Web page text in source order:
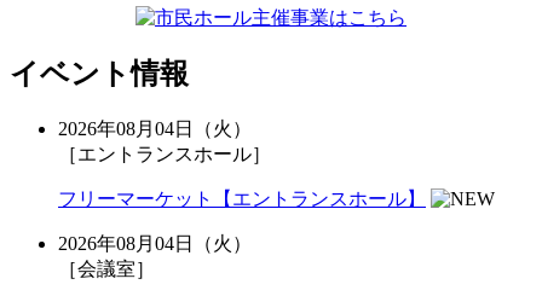
イベント情報
2026年08月04日（火）
［エントランスホール］
フリーマーケット【エントランスホール】
2026年08月04日（火）
［会議室］